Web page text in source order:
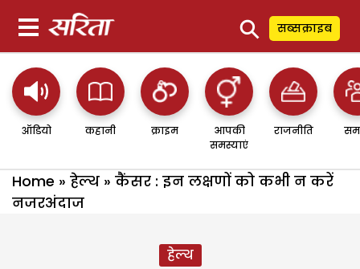
⚲ सब्सक्राइब
ऑडियो कहानी क्राइम
आपकी
समस्याएं
राजनीति
Home » हेल्थ » कैंसर : इन लक्षणों को कभी न करें
नजरअंदाज
हेल्थ